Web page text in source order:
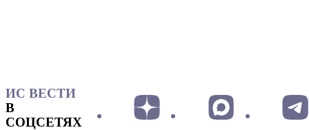
ИС ВЕСТИ
В
СОЦСЕТЯХ